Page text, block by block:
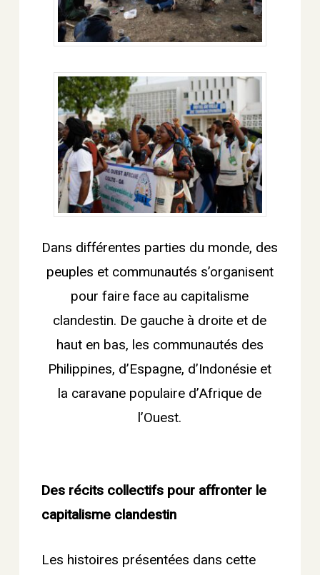
Dans différentes parties du monde, des
peuples et communautés s’organisent
pour faire face au capitalisme
clandestin. De gauche à droite et de
haut en bas, les communautés des
Philippines, d’Espagne, d’Indonésie et
la caravane populaire d’Afrique de
l’Ouest.
Des récits collectifs pour affronter le
capitalisme clandestin
Les histoires présentées dans cette